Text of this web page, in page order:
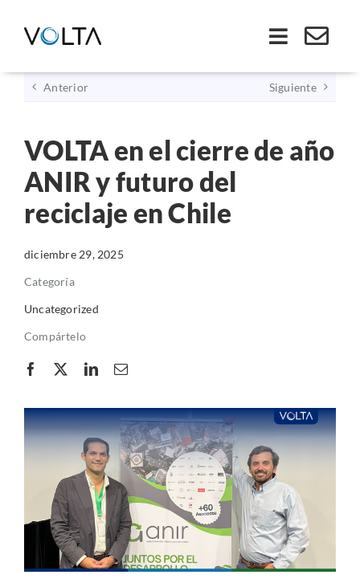
Toggle
Inicio
Somos VOLTA
Soluciones
Ley REP
Productos
Anterior Siguiente
VOLTA en el cierre de año
ANIR y futuro del
reciclaje en Chile
diciembre 29, 2025
Categoría
Uncategorized
Compártelo